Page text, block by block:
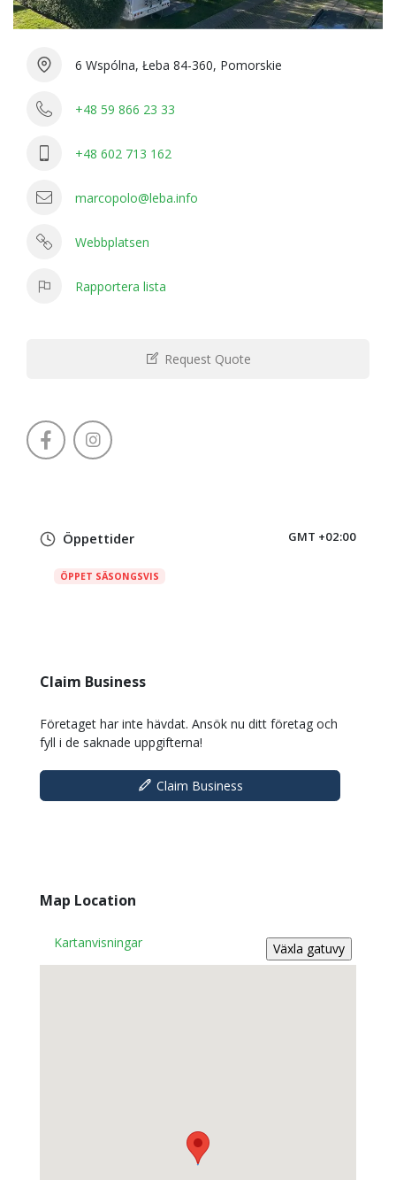
6 Wspólna, Łeba 84-360, Pomorskie
+48 59 866 23 33
+48 602 713 162
marcopolo@leba.info
Webbplatsen
Rapportera lista
Request Quote
Öppettider GMT +02:00
ÖPPET SÄSONGSVIS
Claim Business
Företaget har inte hävdat. Ansök nu ditt företag och
fyll i de saknade uppgifterna!
Claim Business
Map Location
Kartanvisningar